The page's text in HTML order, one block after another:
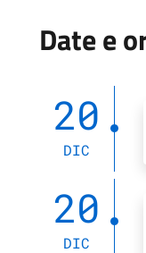
Date e
20
DIC
20
DIC